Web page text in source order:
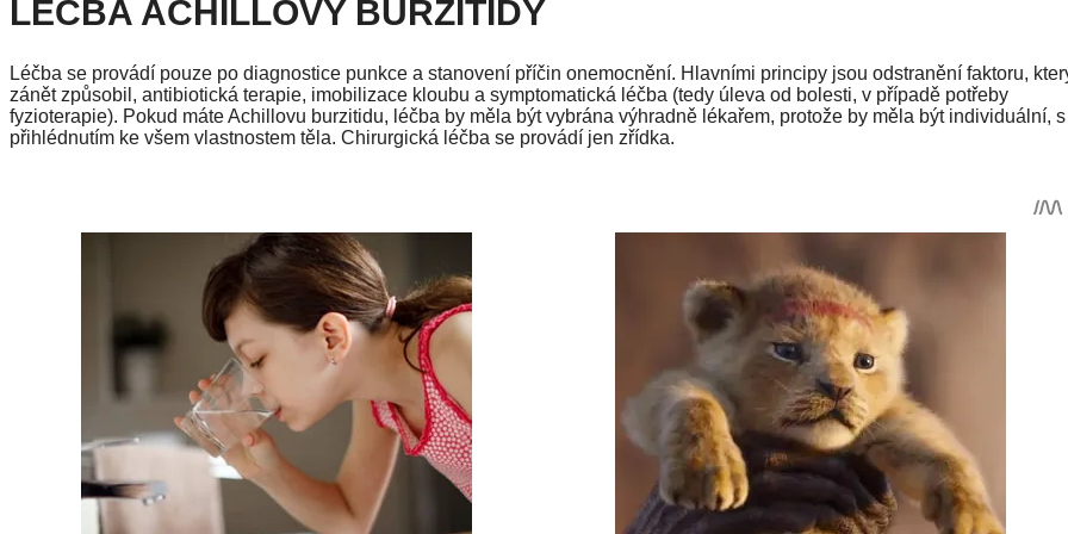
LÉČBA ACHILLOVY BURZITIDY
Léčba se provádí pouze po diagnostice punkce a stanovení příčin onemocnění. Hlavními principy jsou odstranění faktoru,
zánět způsobil, antibiotická terapie, imobilizace kloubu a symptomatická léčba (tedy úleva od bolesti, v případě potřeby
fyzioterapie). Pokud máte Achillovu burzitidu, léčba by měla být vybrána výhradně lékařem, protože by měla být individuální, s
přihlédnutím ke všem vlastnostem těla. Chirurgická léčba se provádí jen zřídka.